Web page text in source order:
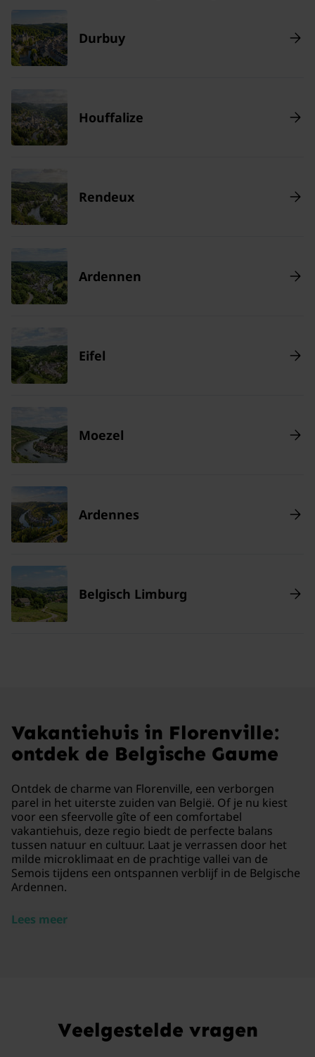
Durbuy
Houffalize
Rendeux
Ardennen
Eifel
Moezel
Ardennes
Belgisch Limburg
Vakantiehuis in Florenville:
ontdek de Belgische Gaume
Ontdek de charme van Florenville, een verborgen
parel in het uiterste zuiden van België. Of je nu kiest
voor een sfeervolle gîte of een comfortabel
vakantiehuis, deze regio biedt de perfecte balans
tussen natuur en cultuur. Laat je verrassen door het
milde microklimaat en de prachtige vallei van de
Semois tijdens een ontspannen verblijf in de Belgische
Ardennen.
Lees meer
Veelgestelde vragen